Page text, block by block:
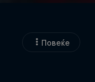
Повеќе